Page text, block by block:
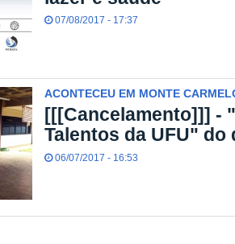
07/08/2017 - 17:37
ACONTECEU EM MONTE
[[[Cancelamento]]] -
Talentos da UFU" do
06/07/2017 - 16:53